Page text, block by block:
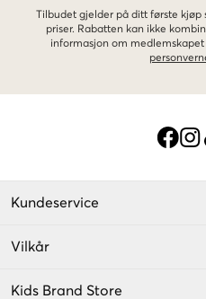
Tilbudet gjelder på ditt første
priser. Rabatten kan ikke
informasjon om medlemskapet
Kundeservice
Vilkår
Kids Brand Store